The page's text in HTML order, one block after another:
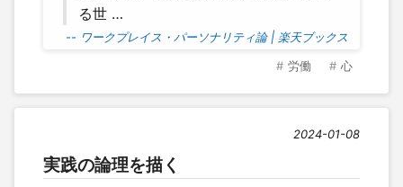
る世 …
-- ワークプレイス・パーソナリティ論 | 楽天ブックス
労働 心
2024-01-08
実践の論理を描く